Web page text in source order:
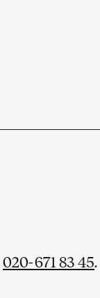
020-671 83 45.